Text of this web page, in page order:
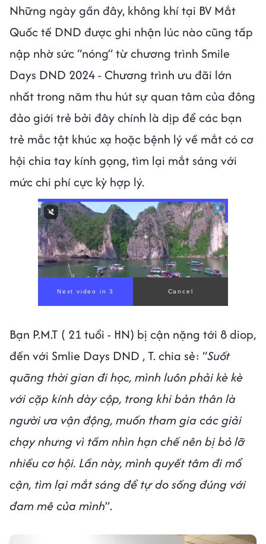
Những ngày gần đây, không khí tại BV Mắt
Quốc tế DND được ghi nhận lúc nào cũng tấp
nập nhờ sức “nóng” từ chương trình Smile
Days DND 2024 - Chương trình ưu đãi lớn
nhất trong năm thu hút sự quan tâm của đông
đảo giới trẻ bởi đây chính là dịp để các bạn
trẻ mắc tật khúc xạ hoặc bệnh lý về mắt có cơ
hội chia tay kính gọng, tìm lại mắt sáng với
mức chi phí cực kỳ hợp lý.
Bạn P.M.T ( 21 tuổi - HN) bị cận nặng tới 8 diop,
đến với Smlie Days DND , T. chia sẻ: “Suốt
quãng thời gian đi học, mình luôn phải kè kè
với cặp kính dày cộp, trong khi bản thân là
người ưa vận động, muốn tham gia các giải
chạy nhưng vì tầm nhìn hạn chế nên bị bỏ lỡ
nhiều cơ hội. Lần này, mình quyết tâm đi mổ
cận, tìm lại mắt sáng để tự do sống đúng với
đam mê của mình”.